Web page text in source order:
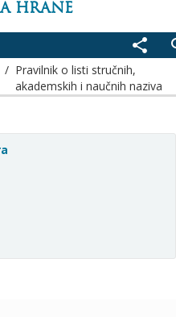
HRANE
share
/ Pravilnik o listi stručnih,
akademskih i naučnih naziva